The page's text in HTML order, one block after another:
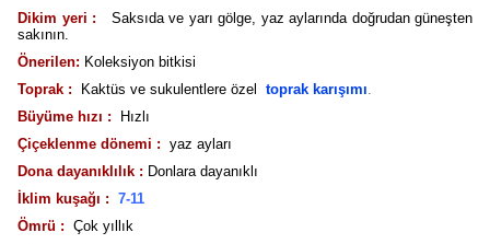
Dikim yeri : Saksıda ve yarı gölge, yaz aylarında doğrudan güneşten
sakının.
Önerilen: Koleksiyon bitkisi
Toprak :
Kaktüs ve sukulentlere özel toprak karışımı.
Büyüme hızı :
Hızlı
Çiçeklenme dönemi : yaz ayları
Dona dayanıklılık : Donlara dayanıklı
İklim kuşağı : 7-11
Ömrü : Çok yıllık